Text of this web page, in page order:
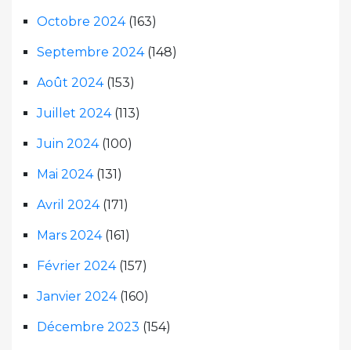
Octobre 2024(163)
Septembre 2024(148)
Août 2024(153)
Juillet 2024(113)
Juin 2024(100)
Mai 2024(131)
Avril 2024(171)
Mars 2024(161)
Février 2024(157)
Janvier 2024(160)
Décembre 2023 (154)